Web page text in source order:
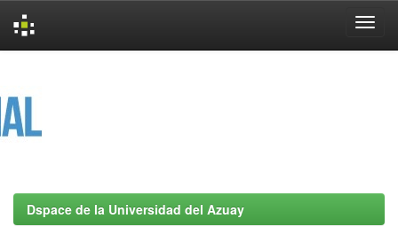
Dspace de la Universidad del Azuay